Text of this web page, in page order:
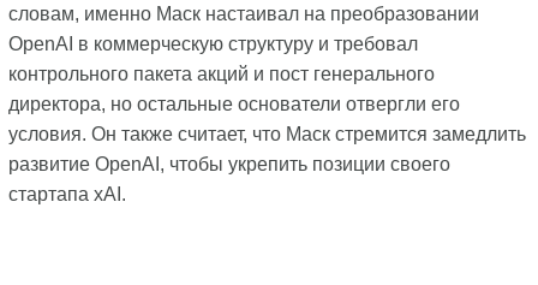
словам, именно Маск настаивал на преобразовании
OpenAI в коммерческую структуру и требовал
контрольного пакета акций и пост генерального
директора, но остальные основатели отвергли его
условия. Он также считает, что Маск стремится замедлить
развитие OpenAI, чтобы укрепить позиции своего
стартапа xAI.